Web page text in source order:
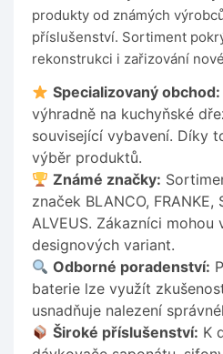
produkty od známých
příslušenství. Sortiment
rekonstrukci i zařizování
Specializovaný obchod:
výhradně na kuchyňské
související vybavení. Díky
výběr produktů.
Známé značky:
značek BLANCO, FRANKE,
ALVEUS. Zákazníci mohou
designových variant.
Odborné poradenství:
baterie lze využít
usnadňuje nalezení
Široké příslušenství: K